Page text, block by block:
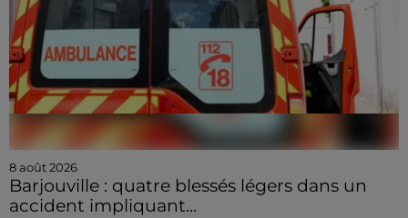
8 août 2026
Barjouville : quatre blessés légers dans un
accident impliquant...